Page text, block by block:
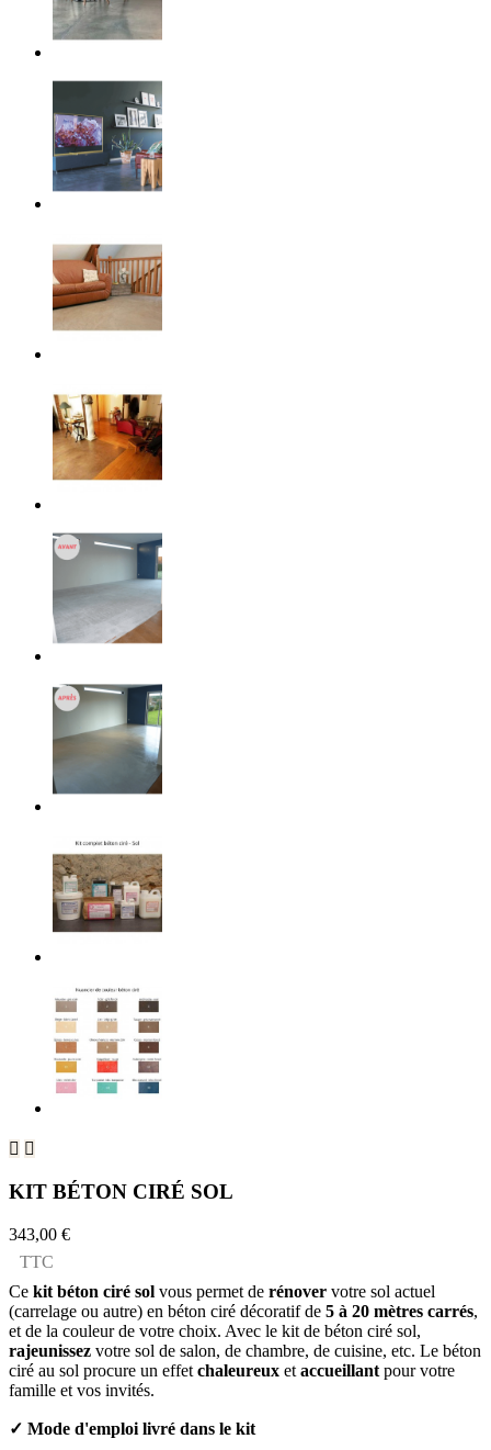
 
KIT BÉTON CIRÉ SOL
343,00 €
TTC
Ce kit béton ciré sol vous permet de rénover votre sol actuel
(carrelage ou autre) en béton ciré décoratif de 5 à 20 mètres carrés,
et de la couleur de votre choix. Avec le kit de béton ciré sol,
rajeunissez votre sol de salon, de chambre, de cuisine, etc. Le béton
ciré au sol procure un effet chaleureux et accueillant pour votre
famille et vos invités.
✓ Mode d'emploi livré dans le kit